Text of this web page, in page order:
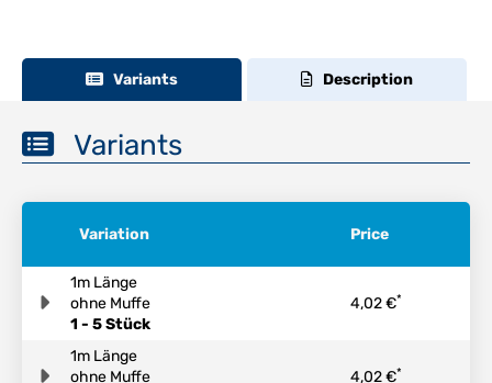
Variants Description
Variants
Variation Price
1m Länge
ohne Muffe
1 - 5 Stück
4,02 €*
1m Länge
ohne Muffe
4,02 €*